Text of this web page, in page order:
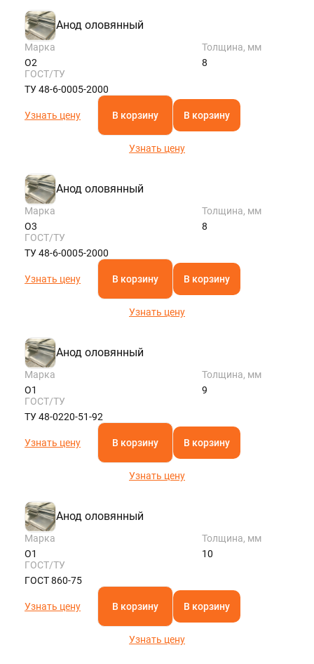
Анод оловянный
Марка
О2
Толщина, мм
8
ГОСТ/ТУ
ТУ 48-6-0005-2000
Узнать цену В корзину В корзину
Узнать цену
Анод оловянный
Марка
О3
Толщина, мм
8
ГОСТ/ТУ
ТУ 48-6-0005-2000
Узнать цену В корзину В корзину
Узнать цену
Анод оловянный
Марка
О1
Толщина, мм
9
ГОСТ/ТУ
ТУ 48-0220-51-92
Узнать цену В корзину В корзину
Узнать цену
Анод оловянный
Марка
О1
Толщина, мм
10
ГОСТ/ТУ
ГОСТ 860-75
Узнать цену В корзину В корзину
Узнать цену